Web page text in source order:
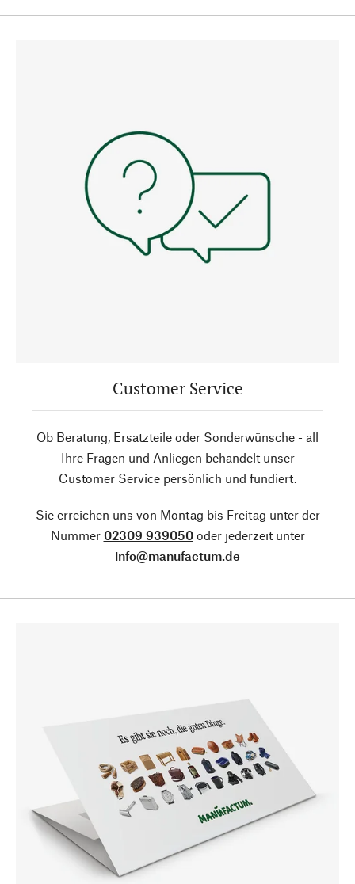
Customer Service
Ob Beratung, Ersatzteile oder Sonderwünsche - all
Ihre Fragen und Anliegen behandelt unser
Customer Service persönlich und fundiert.
Sie erreichen uns von Montag bis Freitag unter der
Nummer 02309 939050oder jederzeit unter
info@manufactum.de